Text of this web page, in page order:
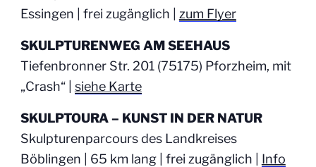
Essingen | frei zugänglich | zum Flyer
SKULPTURENWEG AM SEEHAUS
Tiefenbronner Str. 201 (75175) Pforzheim, mit
„Crash“ | siehe Karte
SKULPTOURA – KUNST IN DER NATUR
Skulpturenparcours des Landkreises
Böblingen | 65 km lang | frei zugänglich | Info